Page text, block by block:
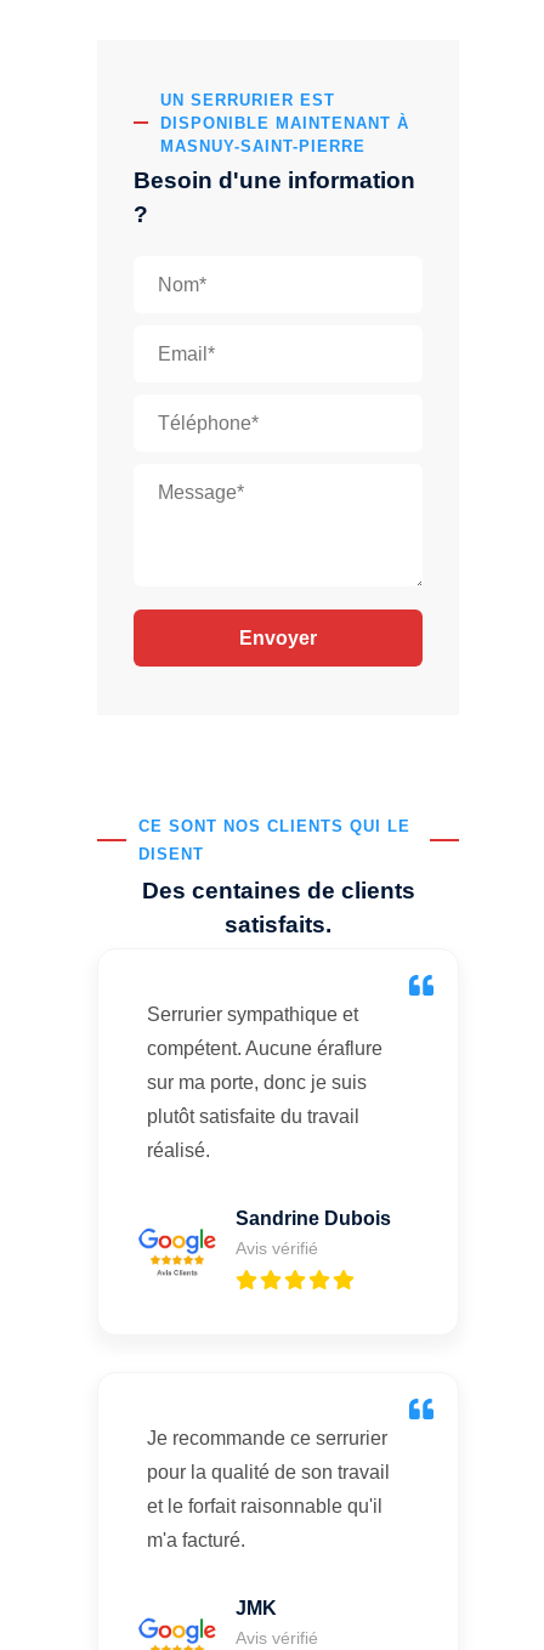
UN SERRURIER EST
DISPONIBLE MAINTENANT À
MASNUY-SAINT-PIERRE
Besoin d'une information
?
CE SONT NOS CLIENTS QUI LE
DISENT
Des centaines de clients
satisfaits.
Serrurier sympathique et
compétent. Aucune éraflure
sur ma porte, donc je suis
plutôt satisfaite du travail
réalisé.
Sandrine Dubois
Avis vérifié
Je recommande ce serrurier
pour la qualité de son travail
et le forfait raisonnable qu'il
m'a facturé.
JMK
Avis vérifié